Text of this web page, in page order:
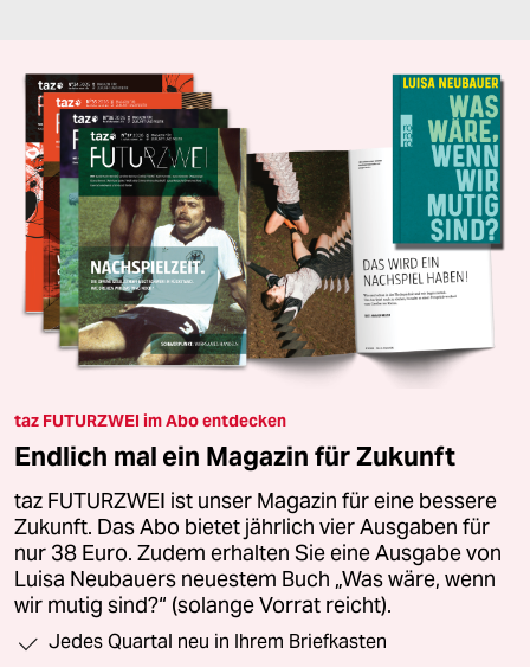
taz FUTURZWEI im Abo entdecken
Endlich mal ein Magazin für Zukunft
taz FUTURZWEI ist unser Magazin für eine bessere
Zukunft. Das Abo bietet jährlich vier Ausgaben für
nur 38 Euro. Zudem erhalten Sie eine Ausgabe von
Luisa Neubauers neuestem Buch „Was wäre, wenn
wir mutig sind?“ (solange Vorrat reicht).
Jedes Quartal neu in Ihrem Briefkasten